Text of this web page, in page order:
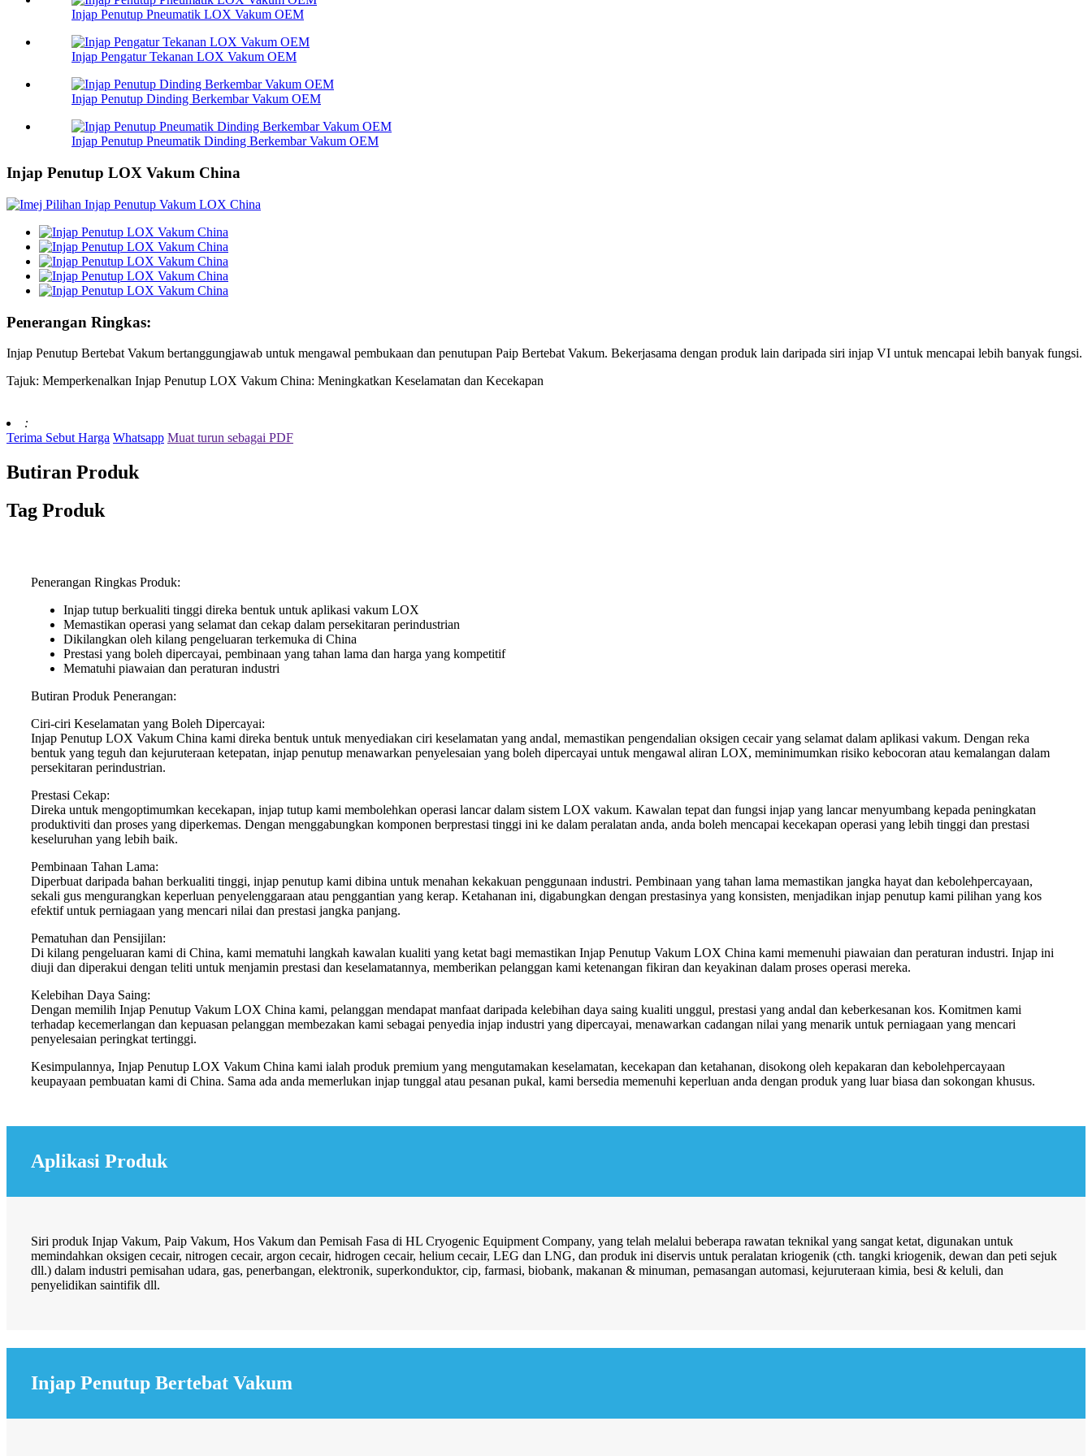
Injap Penutup Pneumatik LOX Vakum OEM
Injap Pengatur Tekanan LOX Vakum OEM
Injap Penutup Dinding Berkembar Vakum OEM
Injap Penutup Pneumatik Dinding Berkembar Vakum OEM
Injap Penutup LOX Vakum China
Penerangan Ringkas:
Injap Penutup Bertebat Vakum bertanggungjawab untuk mengawal pembukaan dan penutupan Paip Bertebat Vakum. Bekerjasama dengan produk lain daripada siri injap VI untuk mencapai lebih banyak fungsi.
Tajuk: Memperkenalkan Injap Penutup LOX Vakum China: Meningkatkan Keselamatan dan Kecekapan
:
Terima Sebut Harga Whatsapp Muat turun sebagai PDF
Butiran Produk
Tag Produk
Penerangan Ringkas Produk:
Injap tutup berkualiti tinggi direka bentuk untuk aplikasi vakum LOX
Memastikan operasi yang selamat dan cekap dalam persekitaran perindustrian
Dikilangkan oleh kilang pengeluaran terkemuka di China
Prestasi yang boleh dipercayai, pembinaan yang tahan lama dan harga yang kompetitif
Mematuhi piawaian dan peraturan industri
Butiran Produk Penerangan:
Ciri-ciri Keselamatan yang Boleh Dipercayai:
Injap Penutup LOX Vakum China kami direka bentuk untuk menyediakan ciri keselamatan yang andal, memastikan pengendalian oksigen cecair yang selamat dalam aplikasi vakum. Dengan reka
bentuk yang teguh dan kejuruteraan ketepatan, injap penutup menawarkan penyelesaian yang boleh dipercayai untuk mengawal aliran LOX, meminimumkan risiko kebocoran atau kemalangan dalam
persekitaran perindustrian.
Prestasi Cekap:
Direka untuk mengoptimumkan kecekapan, injap tutup kami membolehkan operasi lancar dalam sistem LOX vakum. Kawalan tepat dan fungsi injap yang lancar menyumbang kepada peningkatan
produktiviti dan proses yang diperkemas. Dengan menggabungkan komponen berprestasi tinggi ini ke dalam peralatan anda, anda boleh mencapai kecekapan operasi yang lebih tinggi dan prestasi
keseluruhan yang lebih baik.
Pembinaan Tahan Lama:
Diperbuat daripada bahan berkualiti tinggi, injap penutup kami dibina untuk menahan kekakuan penggunaan industri. Pembinaan yang tahan lama memastikan jangka hayat dan kebolehpercayaan,
sekali gus mengurangkan keperluan penyelenggaraan atau penggantian yang kerap. Ketahanan ini, digabungkan dengan prestasinya yang konsisten, menjadikan injap penutup kami pilihan yang kos
efektif untuk perniagaan yang mencari nilai dan prestasi jangka panjang.
Pematuhan dan Pensijilan:
Di kilang pengeluaran kami di China, kami mematuhi langkah kawalan kualiti yang ketat bagi memastikan Injap Penutup Vakum LOX China kami memenuhi piawaian dan peraturan industri. Injap ini
diuji dan diperakui dengan teliti untuk menjamin prestasi dan keselamatannya, memberikan pelanggan kami ketenangan fikiran dan keyakinan dalam proses operasi mereka.
Kelebihan Daya Saing:
Dengan memilih Injap Penutup Vakum LOX China kami, pelanggan mendapat manfaat daripada kelebihan daya saing kualiti unggul, prestasi yang andal dan keberkesanan kos. Komitmen kami
terhadap kecemerlangan dan kepuasan pelanggan membezakan kami sebagai penyedia injap industri yang dipercayai, menawarkan cadangan nilai yang menarik untuk perniagaan yang mencari
penyelesaian peringkat tertinggi.
Kesimpulannya, Injap Penutup LOX Vakum China kami ialah produk premium yang mengutamakan keselamatan, kecekapan dan ketahanan, disokong oleh kepakaran dan kebolehpercayaan
keupayaan pembuatan kami di China. Sama ada anda memerlukan injap tunggal atau pesanan pukal, kami bersedia memenuhi keperluan anda dengan produk yang luar biasa dan sokongan khusus.
Aplikasi Produk
Siri produk Injap Vakum, Paip Vakum, Hos Vakum dan Pemisah Fasa di HL Cryogenic Equipment Company, yang telah melalui beberapa rawatan teknikal yang sangat ketat, digunakan untuk
memindahkan oksigen cecair, nitrogen cecair, argon cecair, hidrogen cecair, helium cecair, LEG dan LNG, dan produk ini diservis untuk peralatan kriogenik (cth. tangki kriogenik, dewan dan peti sejuk
dll.) dalam industri pemisahan udara, gas, penerbangan, elektronik, superkonduktor, cip, farmasi, biobank, makanan & minuman, pemasangan automasi, kejuruteraan kimia, besi & keluli, dan
penyelidikan saintifik dll.
Injap Penutup Bertebat Vakum